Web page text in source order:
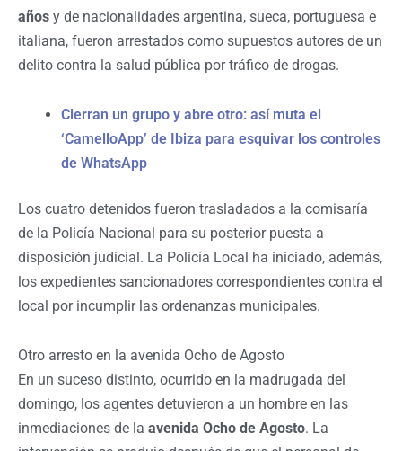
años y de nacionalidades argentina, sueca, portuguesa e
italiana, fueron arrestados como supuestos autores de un
delito contra la salud pública por tráfico de drogas.
Cierran un grupo y abre otro: así muta el
‘CamelloApp’ de Ibiza para esquivar los controles
de WhatsApp
Los cuatro detenidos fueron trasladados a la comisaría
de la Policía Nacional para su posterior puesta a
disposición judicial. La Policía Local ha iniciado, además,
los expedientes sancionadores correspondientes contra el
local por incumplir las ordenanzas municipales.
Otro arresto en la avenida Ocho de Agosto
En un suceso distinto, ocurrido en la madrugada del
domingo, los agentes detuvieron a un hombre en las
inmediaciones de la avenida Ocho de Agosto. La